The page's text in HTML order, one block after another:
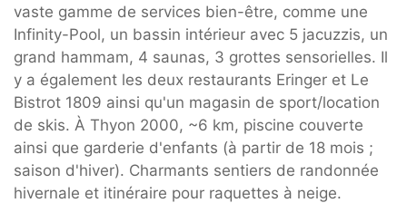
vaste gamme de services bien-être, comme une
Infinity-Pool, un bassin intérieur avec 5 jacuzzis, un
grand hammam, 4 saunas, 3 grottes sensorielles. Il
y a également les deux restaurants Eringer et Le
Bistrot 1809 ainsi qu'un magasin de sport/location
de skis. À Thyon 2000, ~6 km, piscine couverte
ainsi que garderie d'enfants (à partir de 18 mois ;
saison d'hiver). Charmants sentiers de randonnée
hivernale et itinéraire pour raquettes à neige.